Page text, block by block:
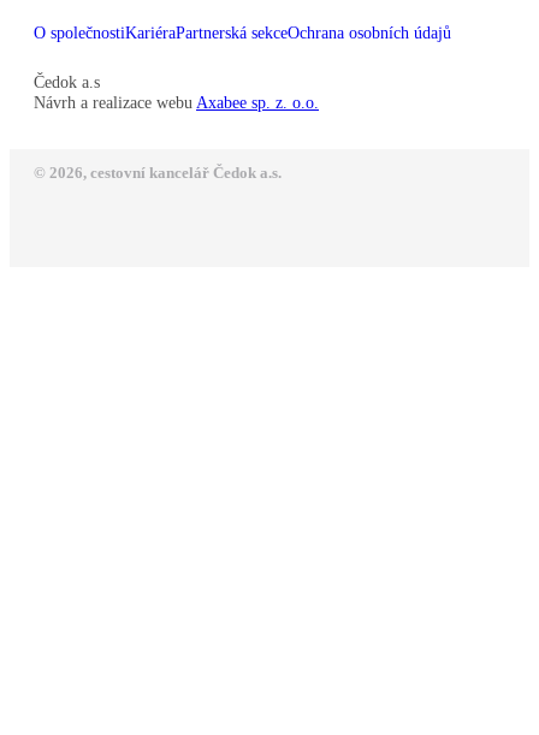
O společnostiKariéraPartnerská sekceOchrana osobních údajů
Čedok a.s
Návrh a realizace webu Axabee sp. z. o.o.
© 2026, cestovní kancelář Čedok a.s.